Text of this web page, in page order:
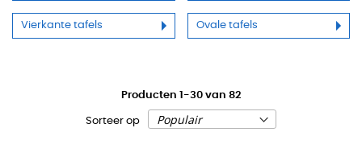
Vierkante tafels Ovale tafels
Producten 1 -30 van 82
Sorteer op